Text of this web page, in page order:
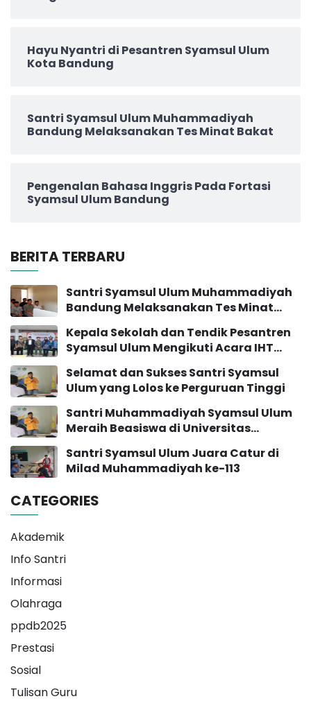
Hayu Nyantri di Pesantren Syamsul Ulum
Kota Bandung
Santri Syamsul Ulum Muhammadiyah
Bandung Melaksanakan Tes Minat Bakat
Pengenalan Bahasa Inggris Pada Fortasi
Syamsul Ulum Bandung
BERITA TERBARU
Santri Syamsul Ulum Muhammadiyah
Bandung Melaksanakan Tes Minat
Kepala Sekolah dan Tendik Pesantren
Syamsul Ulum Mengikuti Acara IHT
Selamat dan Sukses Santri Syamsul
Ulum yang Lolos ke Perguruan Tinggi
Santri Muhammadiyah Syamsul Ulum
Meraih Beasiswa di Universitas
Santri Syamsul Ulum Juara Catur di
Milad Muhammadiyah ke-113
CATEGORIES
Akademik
Info Santri
Informasi
Olahraga
ppdb2025
Prestasi
Sosial
Tulisan Guru